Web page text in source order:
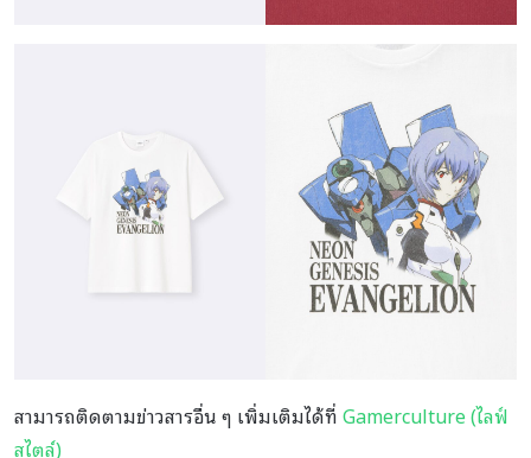
สามารถติดตามข่าวสารอื่น ๆ เพิ่มเติมได้ที่Gamerculture (ไลฟ์
สไตล์)